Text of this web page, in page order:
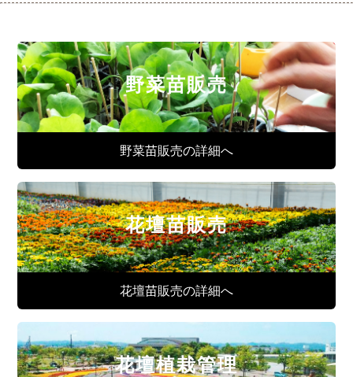
野菜苗販売
野菜苗販売の詳細へ
花壇苗販売
花壇苗販売の詳細へ
花壇植栽管理